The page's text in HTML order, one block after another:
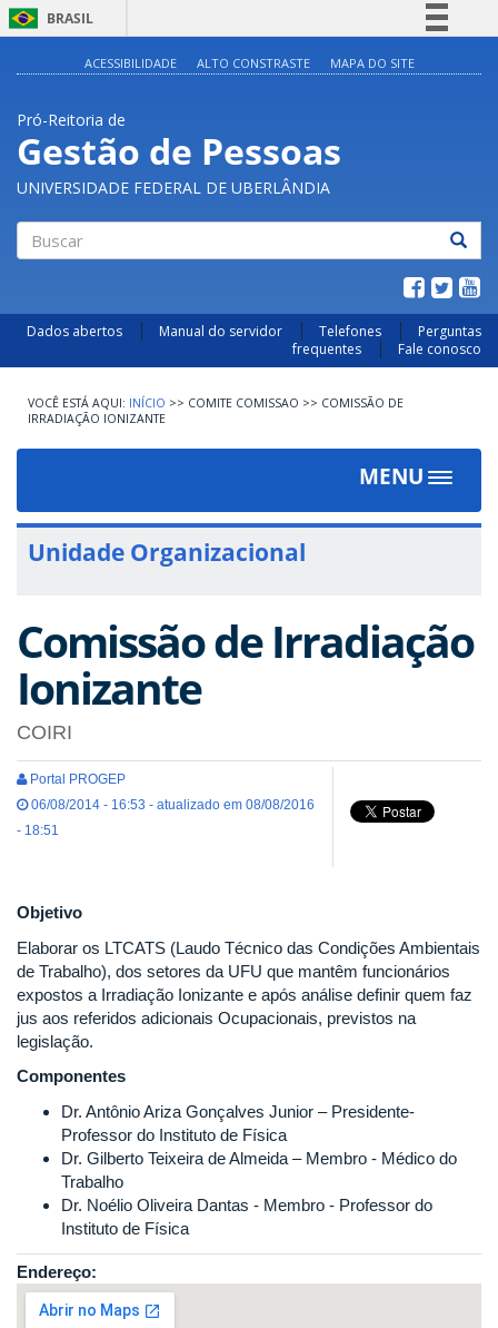
BRASIL
Acesso à informação
Legislação
Canais
ACESSIBILIDADE ALTO CONSTRASTE MAPA DO SITE
Pró-Reitoria de
Gestão de Pessoas
UNIVERSIDADE FEDERAL DE UBERLÂNDIA
Dados abertos Manual do servidor Telefones
Perguntas
frequentes
Fale conosco
INÍCIO >> COMITE COMISSAO >> COMISSÃO DE
IRRADIAÇÃO IONIZANTE
MENU
Toggle
Unidade Organizacional
Comissão de Irradiação
Ionizante
COIRI
Portal PROGEP
06/08/2014 - 16:53 - atualizado em 08/08/2016
- 18:51
Objetivo
Elaborar os LTCATS (Laudo Técnico das Condições Ambientais
de Trabalho), dos setores da UFU que mantêm funcionários
expostos a Irradiação Ionizante e após análise definir quem faz
jus aos referidos adicionais Ocupacionais, previstos na
legislação.
Componentes
Dr. Antônio Ariza Gonçalves Junior – Presidente-
Professor do Instituto de Física
Dr. Gilberto Teixeira de Almeida – Membro - Médico do
Trabalho
Dr. Noélio Oliveira Dantas - Membro - Professor do
Instituto de Física
Endereço: